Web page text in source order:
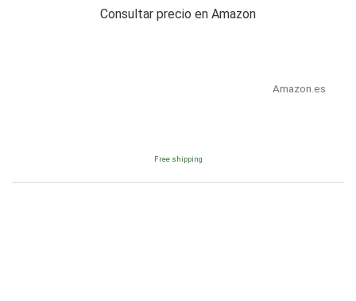
Consultar precio en Amazon
Amazon.es
Free shipping